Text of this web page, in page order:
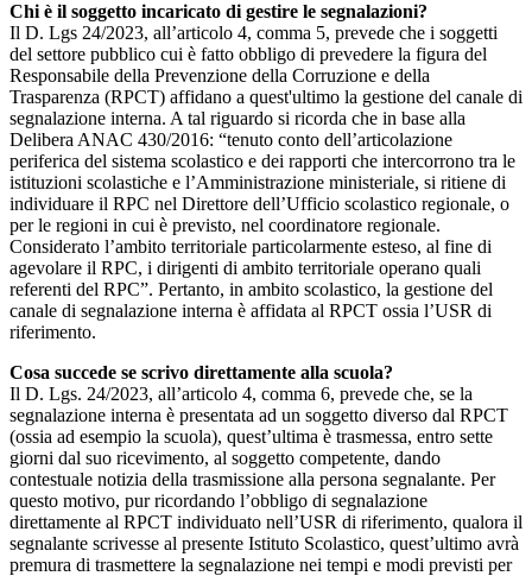
Chi è il soggetto incaricato di gestire le segnalazioni?
Il D. Lgs 24/2023, all’articolo 4, comma 5, prevede che i soggetti
del settore pubblico cui è fatto obbligo di prevedere la figura del
Responsabile della Prevenzione della Corruzione e della
Trasparenza (RPCT) affidano a quest'ultimo la gestione del canale di
segnalazione interna. A tal riguardo si ricorda che in base alla
Delibera ANAC 430/2016: “tenuto conto dell’articolazione
periferica del sistema scolastico e dei rapporti che intercorrono tra le
istituzioni scolastiche e l’Amministrazione ministeriale, si ritiene di
individuare il RPC nel Direttore dell’Ufficio scolastico regionale, o
per le regioni in cui è previsto, nel coordinatore regionale.
Considerato l’ambito territoriale particolarmente esteso, al fine di
agevolare il RPC, i dirigenti di ambito territoriale operano quali
referenti del RPC”. Pertanto, in ambito scolastico, la gestione del
canale di segnalazione interna è affidata al RPCT ossia l’USR di
riferimento.
Cosa succede se scrivo direttamente alla scuola?
Il D. Lgs. 24/2023, all’articolo 4, comma 6, prevede che, se la
segnalazione interna è presentata ad un soggetto diverso dal RPCT
(ossia ad esempio la scuola), quest’ultima è trasmessa, entro sette
giorni dal suo ricevimento, al soggetto competente, dando
contestuale notizia della trasmissione alla persona segnalante. Per
questo motivo, pur ricordando l’obbligo di segnalazione
direttamente al RPCT individuato nell’USR di riferimento, qualora il
segnalante scrivesse al presente Istituto Scolastico, quest’ultimo avrà
premura di trasmettere la segnalazione nei tempi e modi previsti per